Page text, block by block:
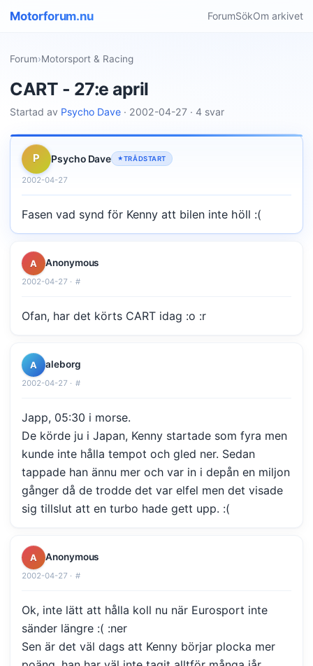
Motorforum.nu ForumSökOm arkivet
Forum›Motorsport & Racing
CART - 27:e april
Startad av Psycho Dave · 2002-04-27 · 4 svar
P Psycho Dave TRÅDSTART
2002-04-27
Fasen vad synd för Kenny att bilen inte höll :(
A Anonymous
2002-04-27 · #
Ofan, har det körts CART idag :o :r
A aleborg
2002-04-27 · #
Japp, 05:30 i morse.
De körde ju i Japan, Kenny startade som fyra men
kunde inte hålla tempot och gled ner. Sedan
tappade han ännu mer och var in i depån en miljon
gånger då de trodde det var elfel men det visade
sig tillslut att en turbo hade gett upp. :(
A Anonymous
2002-04-27 · #
Ok, inte lätt att hålla koll nu när Eurosport inte
sänder längre :( :ner
Sen är det väl dags att Kenny börjar plocka mer